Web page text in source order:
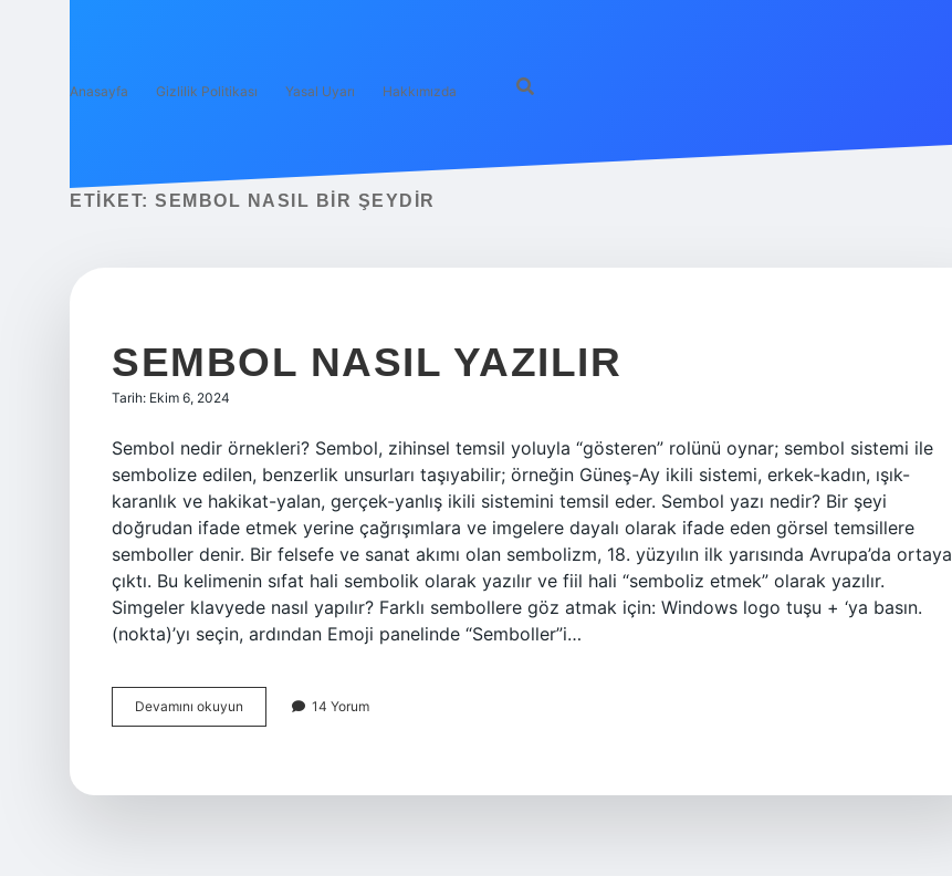
Anasayfa Gizlilik Politikası Yasal Uyarı Hakkımızda
ETIKET: SEMBOL NASIL BIR ŞEYDIR
SEMBOL NASIL YAZILIR
Tarih: Ekim 6, 2024
Sembol nedir örnekleri? Sembol, zihinsel temsil yoluyla “gösteren” rolünü oynar; sembol sistemi ile
sembolize edilen, benzerlik unsurları taşıyabilir; örneğin Güneş-Ay ikili sistemi, erkek-kadın, ışık-
karanlık ve hakikat-yalan, gerçek-yanlış ikili sistemini temsil eder. Sembol yazı nedir? Bir şeyi
doğrudan ifade etmek yerine çağrışımlara ve imgelere dayalı olarak ifade eden görsel temsillere
semboller denir. Bir felsefe ve sanat akımı olan sembolizm, 18. yüzyılın ilk yarısında Avrupa’da ortaya
çıktı. Bu kelimenin sıfat hali sembolik olarak yazılır ve fiil hali “semboliz etmek” olarak yazılır.
Simgeler klavyede nasıl yapılır? Farklı sembollere göz atmak için: Windows logo tuşu + ‘ya basın.
(nokta)’yı seçin, ardından Emoji panelinde “Semboller”i…
Devamını okuyun
Nasıl
14 Yorum